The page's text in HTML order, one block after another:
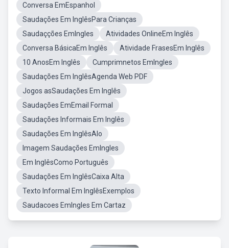
Conversa EmEspanhol
Saudações Em InglêsPara Crianças
Saudaçções EmIngles
Atividades OnlineEm Inglês
Conversa BásicaEm Inglês
Atividade FrasesEm Inglês
10 AnosEm Inglês
Cumprimnetos EmIngles
Saudações Em InglêsAgenda Web PDF
Jogos asSaudações Em Inglês
Saudações EmEmail Formal
Saudações Informais Em Inglês
Saudações Em InglêsAlo
Imagem Saudações EmIngles
Em InglêsComo Português
Saudações Em InglêsCaixa Alta
Texto Informal Em InglêsExemplos
Saudacoes EmIngles Em Cartaz